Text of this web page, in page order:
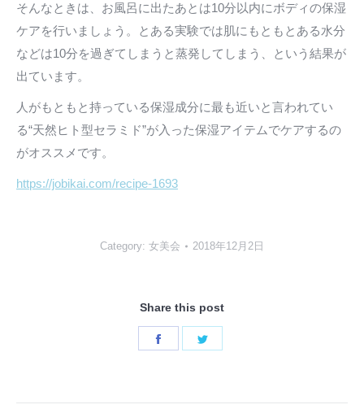
そんなときは、お風呂に出たあとは10分以内にボディの保湿
ケアを行いましょう。とある実験では肌にもともとある水分
などは10分を過ぎてしまうと蒸発してしまう、という結果が
出ています。
人がもともと持っている保湿成分に最も近いと言われてい
る“天然ヒト型セラミド”が入った保湿アイテムでケアするの
がオススメです。
https://jobikai.com/recipe-1693
Category: 女美会 2018年12月2日
Share this post
Share